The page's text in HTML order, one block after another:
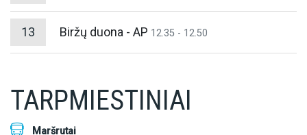
13 Biržų duona - AP 12.35 - 12.50
TARPMIESTINIAI
Maršrutai